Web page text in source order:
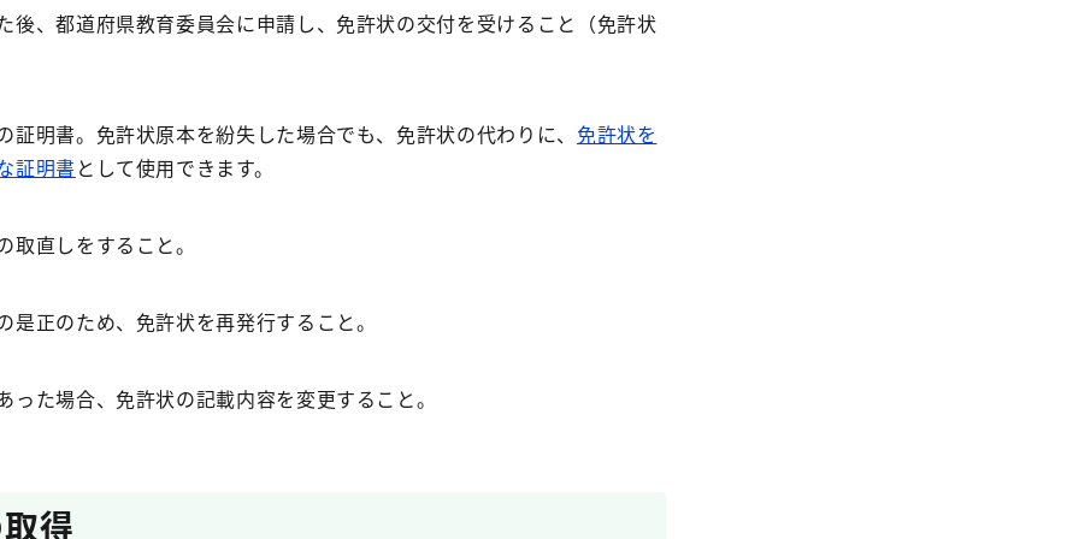
後、都道府県教育委員会に申請し、免許状の交付を受けること（免許状
証明書。免許状原本を紛失した場合でも、免許状の代わりに、 免許状を
証明書 として使用できます。
取直しをすること。
是正のため、免許状を再発行すること。
った場合、免許状の記載内容を変更すること。
得